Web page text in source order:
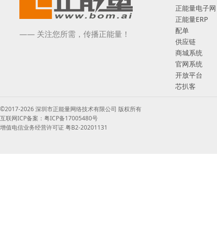
—— 关注您所需，传播正能量！
正能量电子网
正能量ERP
配单
供应链
商城系统
官网系统
开放平台
芯扒客
©2017-2026 深圳市正能量网络技术有限公司 版权所有
互联网ICP备案：粤ICP备17005480号
增值电信业务经营许可证 粤B2-20201131